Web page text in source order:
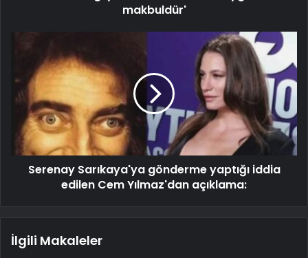
makbuldür'
Serenay Sarıkaya'ya gönderme yaptığı iddia
edilen Cem Yılmaz'dan açıklama:
İlgili Makaleler